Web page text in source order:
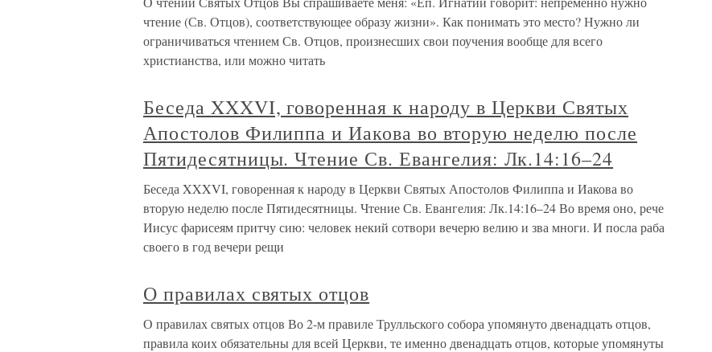
чтение (Св. Отцов), соответствующее образу жизни». Как понимать это место? Нужно ли
ограничиваться чтением Св. Отцов, произнесших свои поучения вообще для всего
христианства, или можно читать
Беседа XXXVI, говоренная к народу в Церкви Святых
Апостолов Филиппа и Иакова во вторую неделю после
Пятидесятницы. Чтение Св. Евангелия: Лк.14:16–24
Беседа XXXVI, говоренная к народу в Церкви Святых Апостолов Филиппа и Иакова во
вторую неделю после Пятидесятницы. Чтение Св. Евангелия: Лк.14:16–24 Во время оно, рече
Иисус фарисеям притчу сию: человек некий сотвори вечерю велию и зва многи. И посла раба
своего в год вечери рещи
О правилах святых отцов
О правилах святых отцов Во 2-м правиле Трулльского собора упомянуто двенадцать отцов,
правила коих обязательны для всей Церкви, те именно двенадцать отцов, которые упомянуты